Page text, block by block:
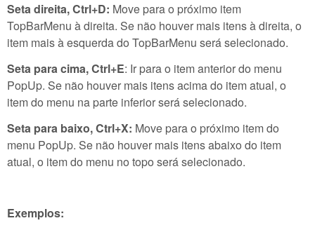
Seta direita, Ctrl+D: Move para o próximo item
TopBarMenu à direita. Se não houver mais itens à direita, o
item mais à esquerda do TopBarMenu será selecionado.
Seta para cima, Ctrl+E: Ir para o item anterior do menu
PopUp. Se não houver mais itens acima do item atual, o
item do menu na parte inferior será selecionado.
Seta para baixo, Ctrl+X: Move para o próximo item do
menu PopUp. Se não houver mais itens abaixo do item
atual, o item do menu no topo será selecionado.
Exemplos: